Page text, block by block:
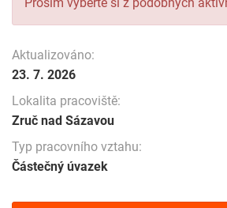
Aktualizováno:
23. 7. 2026
Lokalita pracoviště:
Zruč nad Sázavou
Typ pracovního vztahu:
Částečný úvazek